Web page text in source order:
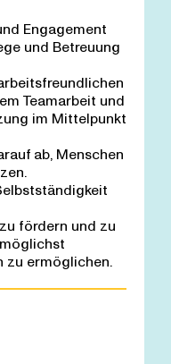
Engagement
und Betreuung
Teamarbeit und
im Mittelpunkt
ab, Menschen
fördern und zu
zu ermöglichen.